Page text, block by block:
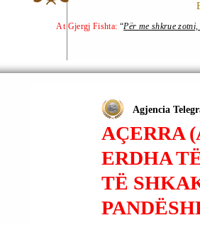
At Gjergj Fishta: “Për me shkrue
AÇERRA
ERDHA
TË
Agjencia